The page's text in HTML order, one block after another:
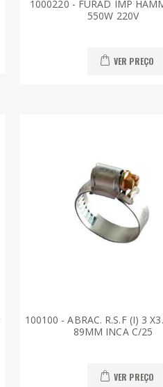
1000220 - FURAD IMP
550W 220V
VER PREÇO
100100 - ABRAC. R.S.F (I) 3
89MM INCA C/25
VER PREÇO